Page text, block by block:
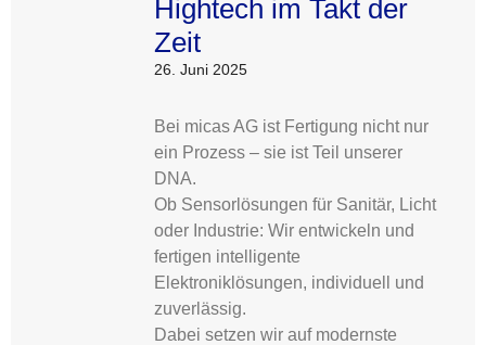
Hightech im Takt der
Zeit
26. Juni 2025
Bei micas AG ist Fertigung nicht nur
ein Prozess – sie ist Teil unserer
DNA.
Ob Sensorlösungen für Sanitär, Licht
oder Industrie: Wir entwickeln und
fertigen intelligente
Elektroniklösungen, individuell und
zuverlässig.
Dabei setzen wir auf modernste